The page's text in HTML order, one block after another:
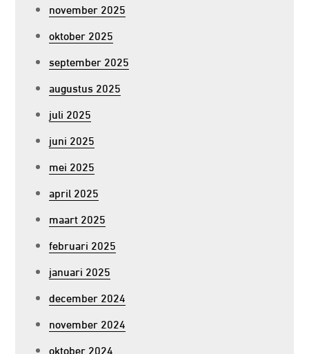
november 2025
oktober 2025
september 2025
augustus 2025
juli 2025
juni 2025
mei 2025
april 2025
maart 2025
februari 2025
januari 2025
december 2024
november 2024
oktober 2024